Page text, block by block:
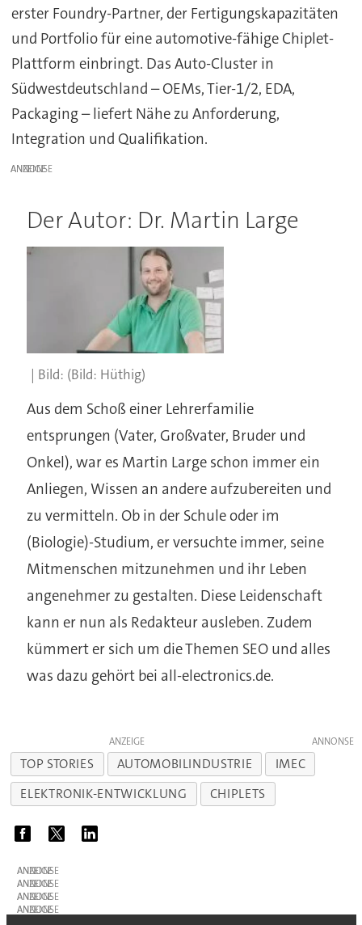
erster Foundry-Partner, der Fertigungskapazitäten
und Portfolio für eine automotive-fähige Chiplet-
Plattform einbringt. Das Auto-Cluster in
Südwestdeutschland – OEMs, Tier-1/2, EDA,
Packaging – liefert Nähe zu Anforderung,
Integration und Qualifikation.
ANZEIGE
Der Autor: Dr. Martin Large
(Bild: Hüthig)
Aus dem Schoß einer Lehrerfamilie
entsprungen (Vater, Großvater, Bruder und
Onkel), war es Martin Large schon immer ein
Anliegen, Wissen an andere aufzubereiten und
zu vermitteln. Ob in der Schule oder im
(Biologie)-Studium, er versuchte immer, seine
Mitmenschen mitzunehmen und ihr Leben
angenehmer zu gestalten. Diese Leidenschaft
kann er nun als Redakteur ausleben. Zudem
kümmert er sich um die Themen SEO und alles
was dazu gehört bei all-electronics.de.
ANZEIGE
TOP STORIES AUTOMOBILINDUSTRIE
IMEC
ELEKTRONIK-ENTWICKLUNG
CHIPLETS
ANZEIGE
ANZEIGE
ANZEIGE
ANZEIGE